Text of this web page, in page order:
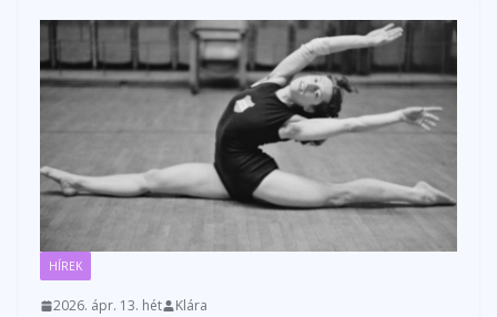
HÍREK
2026. ápr. 13. hét Klára